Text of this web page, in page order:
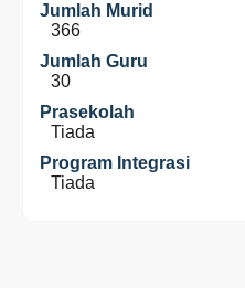
Jumlah Murid
366
Jumlah Guru
30
Prasekolah
Tiada
Program Integrasi
Tiada